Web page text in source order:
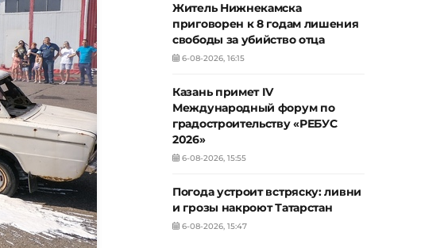
Житель Нижнекамска
приговорен к 8 годам лишения
свободы за убийство отца
6-08-2026, 16:15
Казань примет IV
Международный форум по
градостроительству «РЕБУС
2026»
6-08-2026, 15:55
Погода устроит встряску: ливни
и грозы накроют Татарстан
6-08-2026, 15:47